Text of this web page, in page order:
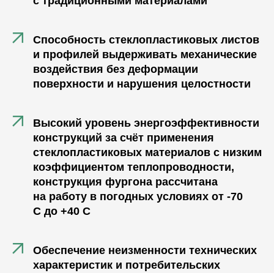
Способность стеклопластиковых листов
и профилей выдерживать механические
воздействия без деформации
поверхности и нарушения целостности
Высокий уровень энергоэффективности
конструкций за счёт применения
стеклопластиковых материалов с низким
коэффициентом теплопроводности,
конструкция фургона рассчитана
на работу в погодных условиях от -70
С до +40 С
Обеспечение неизменности технических
характеристик и потребительских